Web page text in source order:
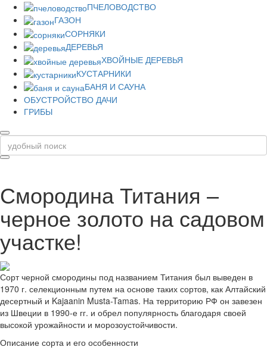
ПЧЕЛОВОДСТВО
ГАЗОН
СОРНЯКИ
ДЕРЕВЬЯ
ХВОЙНЫЕ ДЕРЕВЬЯ
КУСТАРНИКИ
БАНЯ И САУНА
ОБУСТРОЙСТВО ДАЧИ
ГРИБЫ
Смородина Титания –
черное золото на садовом
участке!
Сорт черной смородины под названием Титания был выведен в
1970 г. селекционным путем на основе таких сортов, как Алтайский
десертный и Kajaanin Musta-Tamas. На территорию РФ он завезен
из Швеции в 1990-е гг. и обрел популярность благодаря своей
высокой урожайности и морозоустойчивости.
Описание сорта и его особенности